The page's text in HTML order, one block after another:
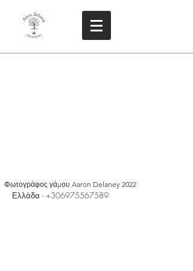
Φωτογράφος γάμου Aaron Delaney 2022
Ελλάδα -+306975567589